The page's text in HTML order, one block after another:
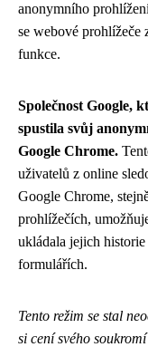
anonymního
se webové prohlížeče
funkce.
Společnost Google,
spustila svůj
Google Chrome.
uživatelů z online
Google Chrome,
prohlížečích,
ukládala jejich
formulářích.
Tento režim se stal
si cení svého